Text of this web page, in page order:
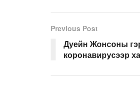
Previous Post
Дуейн Жонсоны
коронавирусээр